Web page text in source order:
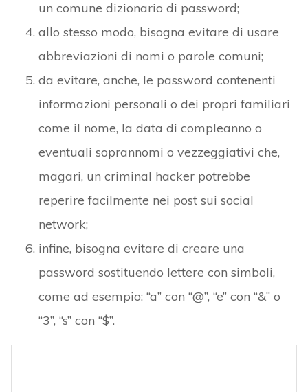
un comune dizionario di password;
allo stesso modo, bisogna evitare di usare
abbreviazioni di nomi o parole comuni;
da evitare, anche, le password contenenti
informazioni personali o dei propri familiari
come il nome, la data di compleanno o
eventuali soprannomi o vezzeggiativi che,
magari, un criminal hacker potrebbe
reperire facilmente nei post sui social
network;
infine, bisogna evitare di creare una
password sostituendo lettere con simboli,
come ad esempio: “a” con “@”, “e” con “&” o
“3”, “s” con “$”.